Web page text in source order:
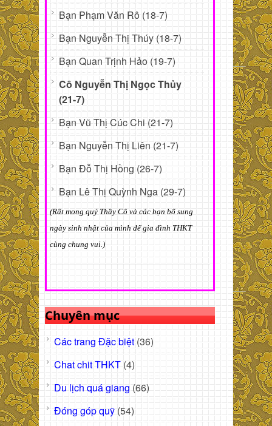
Bạn Phạm Văn Rô (18-7)
Bạn Nguyễn Thị Thúy (18-7)
Bạn Quan Trịnh Hảo (19-7)
Cô Nguyễn Thị Ngọc Thủy
(21-7)
Bạn Vũ Thị Cúc Chi (21-7)
Bạn Nguyễn Thị Liên (21-7)
Bạn Đỗ Thị Hồng (26-7)
Bạn Lê Thị Quỳnh Nga (29-7)
(Rất mong quý Thầy Cô và các bạn bổ sung
ngày sinh nhật của mình để gia đình THKT
cùng chung vui.)
Chuyên mục
Các trang Đặc biệt (36)
Chat chit THKT (4)
Du lịch quá giang (66)
Đóng góp quỹ (54)